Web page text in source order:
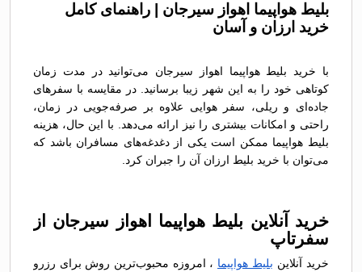
بلیط هواپیما اهواز سیرجان | راهنمای کامل
خرید ارزان و آسان
با خرید بلیط هواپیما اهواز سیرجان می‌توانید در مدت زمان
کوتاهی خود را به این شهر زیبا برسانید. در مقایسه با سفرهای
جاده‌ای و ریلی، سفر هوایی علاوه بر صرفه‌جویی در زمان،
راحتی و امکانات بیشتری را نیز ارائه می‌دهد. با این حال، هزینه
بلیط هواپیما ممکن است یکی از دغدغه‌های مسافران باشد که
می‌توان با خرید بلیط ارزان آن را جبران کرد.
خرید آنلاین بلیط هواپیما اهواز سیرجان از
سفرتاپ
خرید آنلاین بلیط هواپیما ، امروزه محبوب‌ترین روش برای رزرو